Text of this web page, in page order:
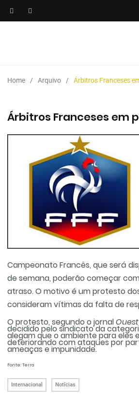
Home Arquivo Árbitros Franceses
Árbitros Franceses em
Campeonato Francês, que será
de semana, poderão começar
atraso. O motivo é um protesto
consideram vítimas da falta de
O protesto, segundo o jornal
decidido pelo sindicato da
alegam que o ambiente para eles
deteriorando com ataques por
ameaças e impunidade.
Fonte: Terra
Internacional Notícias